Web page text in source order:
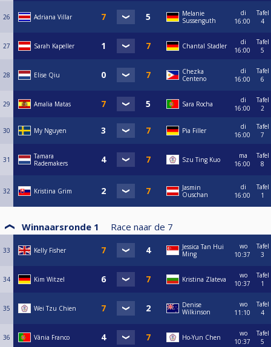
26 Adriana Villar
Melanie
Sussenguth
di
16:00
Tafel
4
27 Sarah Kapeller Chantal Stadler
di
16:00
Tafel
5
28 Elise Qiu
Chezka
Centeno
di
16:00
Tafel
6
29 Amalia Matas Sara Rocha
di
16:00
Tafel
2
30 My Nguyen Pia Filler
di
16:00
Tafel
7
31
Tamara
Rademakers
Szu Ting Kuo
ma
16:00
Tafel
8
32 Kristina Grim
Jasmin
Ouschan
di
16:00
Tafel
1
Winnaarsronde 1 Race naar de 7
33 Kelly Fisher
Jessica Tan Hui
Ming
wo
10:37
Tafel
3
34 Kim Witzel Kristina Zlateva
wo
10:37
Tafel
1
35 Wei Tzu Chien
Denise
Wilkinson
wo
11:10
Tafel
4
36 Vânia Franco Ho-Yun Chen
wo
10:37
Tafel
5